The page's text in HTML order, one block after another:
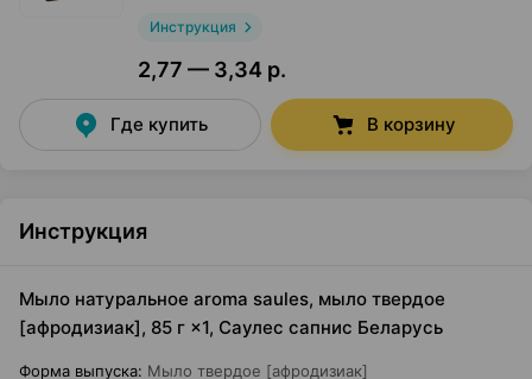
Инструкция
2,77 — 3,34 р.
Где купить В корзину
Инструкция
Мыло натуральное aroma saules, мыло твердое
[афродизиак], 85 г ×1, Саулес сапнис Беларусь
Форма выпуска: Мыло твердое [афродизиак]